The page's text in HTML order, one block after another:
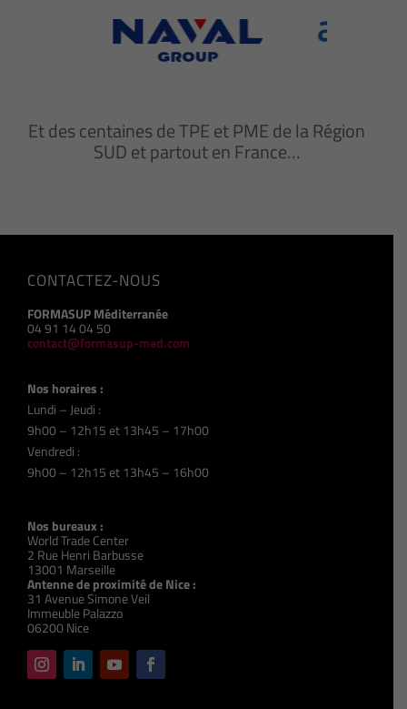
Et des centaines de TPE et PME de la Région
SUD et partout en France…
CONTACTEZ-NOUS
FORMASUP Méditerranée
04 91 14 04 50
contact@formasup-med.com
Nos horaires :
Lundi – Jeudi :
9h00 – 12h15 et 13h45 – 17h00
Vendredi :
9h00 – 12h15 et 13h45 – 16h00
Nos bureaux :
World Trade Center
2 Rue Henri Barbusse
13001 Marseille
Antenne de proximité de Nice :
31 Avenue Simone Veil
Immeuble Palazzo
06200 Nice